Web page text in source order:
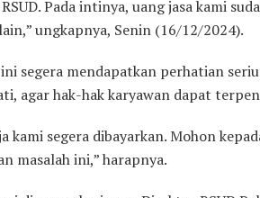
Pada intinya, uang jasa kami
ungkapnya, Senin (16/12/2024).
segera mendapatkan perhatian
agar hak-hak karyawan dapat
kami segera dibayarkan. Mohon
masalah ini,” harapnya.